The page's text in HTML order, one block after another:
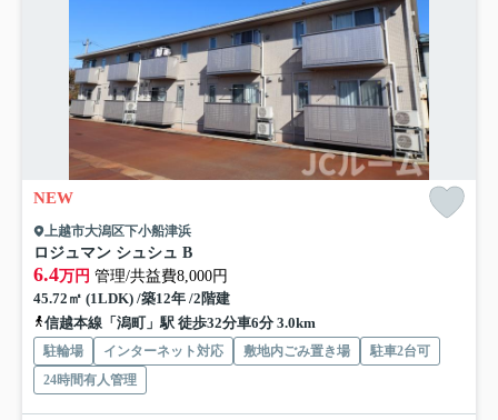
NEW
上越市大潟区下小船津浜
ロジュマン シュシュ B
6.4万円 管理/共益費8,000円
45.72㎡ (1LDK) /築12年 /2階建
信越本線「潟町」駅 徒歩32分車6分 3.0km
駐輪場 インターネット対応 敷地内ごみ置き場
駐車2台可
24時間有人管理